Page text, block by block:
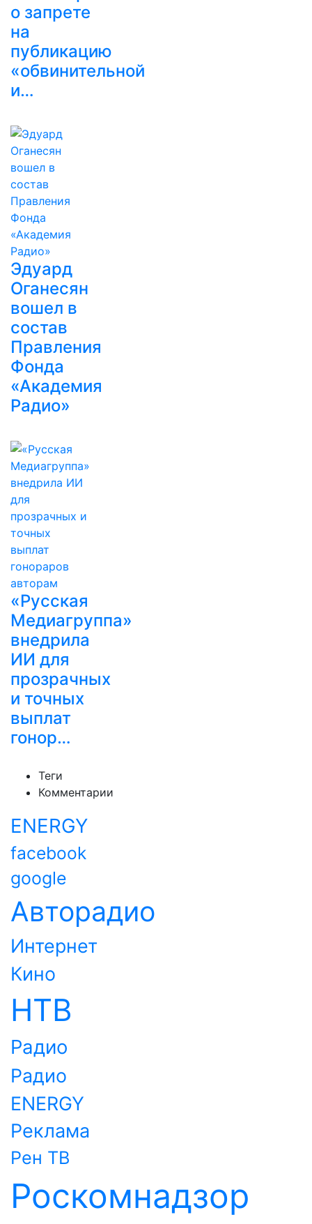
о запрете
на
публикацию
«обвинительной
и…
Эдуард
Оганесян
вошел в
состав
Правления
Фонда
«Академия
Радио»
«Русская
Медиагруппа»
внедрила
ИИ для
прозрачных
и точных
выплат
гонор…
Теги
Комментарии
ENERGY
facebook
google
Авторадио
Интернет
Кино
НТВ
Радио
Радио
ENERGY
Реклама
Рен ТВ
Роскомнадзор